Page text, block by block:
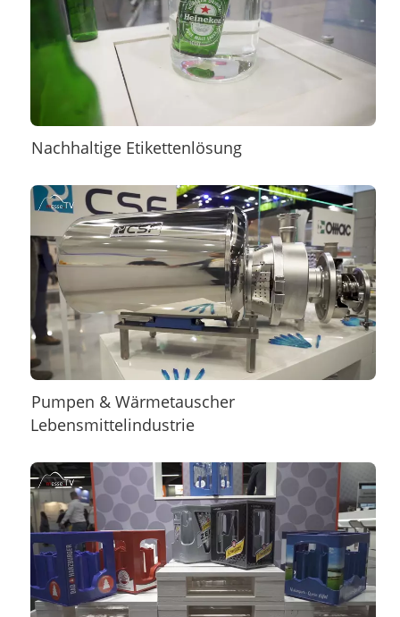
Nachhaltige Etikettenlösung
Pumpen & Wärmetauscher
Lebensmittelindustrie